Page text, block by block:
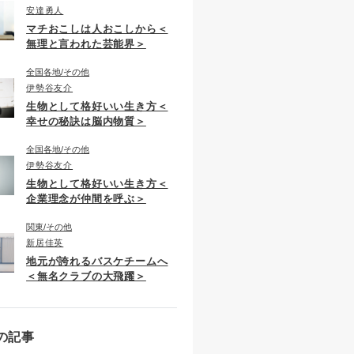
安達勇人
マチおこしは人おこしから＜
無理と言われた芸能界＞
全国各地 その他
伊勢谷友介
生物として格好いい生き方＜
幸せの秘訣は脳内物質＞
全国各地 その他
伊勢谷友介
生物として格好いい生き方＜
企業理念が仲間を呼ぶ＞
関東 その他
新居佳英
地元が誇れるバスケチームへ
＜無名クラブの大飛躍＞
記事